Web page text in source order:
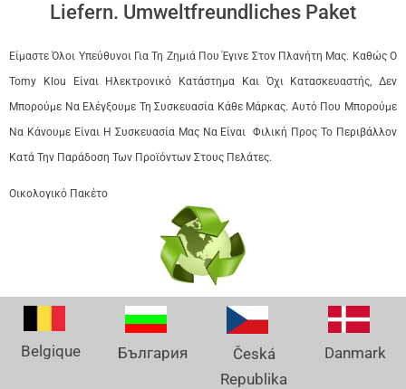
Liefern. Umweltfreundliches Paket
Είμαστε Όλοι Υπεύθυνοι Για Τη Ζημιά Που Έγινε Στον Πλανήτη Μας. Καθώς Ο
Tomy Klou Είναι Ηλεκτρονικό Κατάστημα Και Όχι Κατασκευαστής, Δεν
Μπορούμε Να Ελέγξουμε Τη Συσκευασία Κάθε Μάρκας. Αυτό Που Μπορούμε
Να Κάνουμε Είναι Η Συσκευασία Μας Να Είναι Φιλική Προς Το Περιβάλλον
Κατά Την Παράδοση Των Προϊόντων Στους Πελάτες.
Οικολογικό Πακέτο
Belgique България
Česká
Republika
Danmark